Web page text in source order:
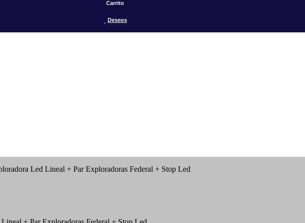
Carrito
Deseos
Led Lineal + Par Exploradoras Federal + Stop Led